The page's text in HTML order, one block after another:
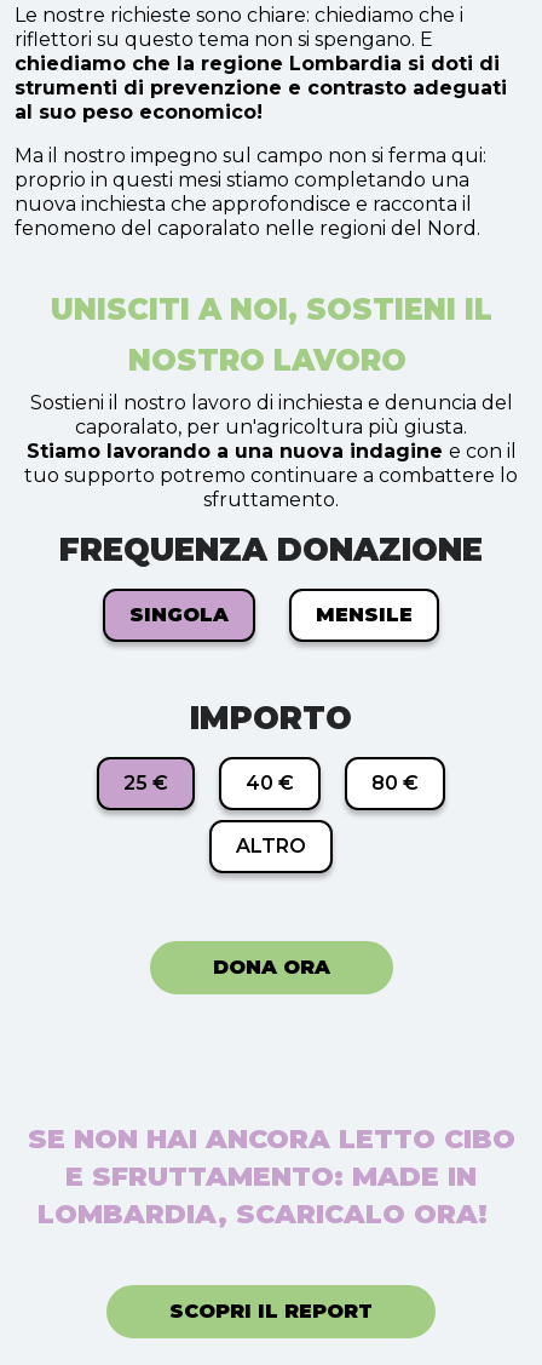
Le nostre richieste sono chiare: chiediamo che i
riflettori su questo tema non si spengano. E
chiediamo che la regione Lombardia si doti di
strumenti di prevenzione e contrasto adeguati
al suo peso economico!
Ma il nostro impegno sul campo non si ferma qui:
proprio in questi mesi stiamo completando una
nuova inchiesta che approfondisce e racconta il
fenomeno del caporalato nelle regioni del Nord.
UNISCITI A NOI, SOSTIENI IL
NOSTRO LAVORO
Sostieni il nostro lavoro di inchiesta e denuncia del
caporalato, per un'agricoltura più giusta.
Stiamo lavorando a una nuova indagine e con il
tuo supporto potremo continuare a combattere lo
sfruttamento.
FREQUENZA DONAZIONE
SINGOLA MENSILE
IMPORTO
25 € 40 € 80 €
ALTRO
DONA ORA
SE NON HAI ANCORA LETTO CIBO
E SFRUTTAMENTO: MADE IN
LOMBARDIA, SCARICALO ORA!
SCOPRI IL REPORT